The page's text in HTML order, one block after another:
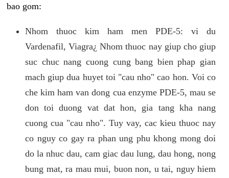
bao gom:
Nhom thuoc kim ham men PDE-5: vi du
Vardenafil, Viagra¿ Nhom thuoc nay giup cho giup
suc chuc nang cuong cung bang bien phap gian
mach giup dua huyet toi "cau nho" cao hon. Voi co
che kim ham van dong cua enzyme PDE-5, mau se
don toi duong vat dat hon, gia tang kha nang
cuong cua "cau nho". Tuy vay, cac kieu thuoc nay
co nguy co gay ra phan ung phu khong mong doi
do la nhuc dau, cam giac dau lung, dau hong, nong
bung mat, ra mau mui, buon non, u tai, nguy hiem